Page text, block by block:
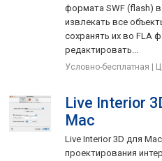
формата SWF (flash)
извлекать все
сохранять их во FLA
редактировать...
Условно-бесплатная |
Live Interior
Mac
Live Interior 3D для
проектирования